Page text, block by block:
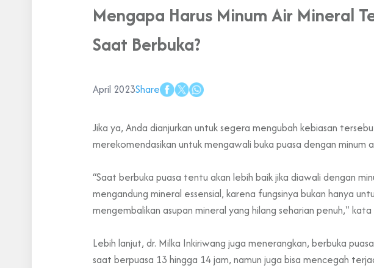
Mengapa Harus Minum Air Mineral
Saat Berbuka?
April 2023Share
Jika ya, Anda dianjurkan untuk segera mengubah kebiasan
merekomendasikan untuk mengawali buka puasa dengan minum
“Saat berbuka puasa tentu akan lebih baik jika diawali dengan
mengandung mineral essensial, karena fungsinya bukan hanya
mengembalikan asupan mineral yang hilang seharian penuh," kata
Lebih lanjut, dr. Milka Inkiriwang juga menerangkan, berbuka
saat berpuasa 13 hingga 14 jam, namun juga bisa mencegah